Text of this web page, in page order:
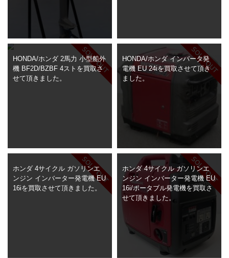
HONDA/ホンダ 2馬力 小型船外
機 BF2D/BZBF 4ストを買取さ
せて頂きました。
HONDA/ホンダ インバータ発
電機 EU 24iを買取させて頂き
ました。
ホンダ 4サイクル ガソリンエ
ンジン インバーター発電機 EU
16iを買取させて頂きました。
ホンダ 4サイクル ガソリンエ
ンジン インバーター発電機 EU
16i/ポータブル発電機を買取さ
せて頂きました。